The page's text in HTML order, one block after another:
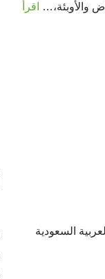
والأوبئة،…
اقرأ
السعودية